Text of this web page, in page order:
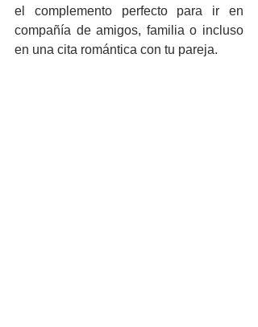
el complemento perfecto para ir en
compañía de amigos, familia o incluso
en una cita romántica con tu pareja.